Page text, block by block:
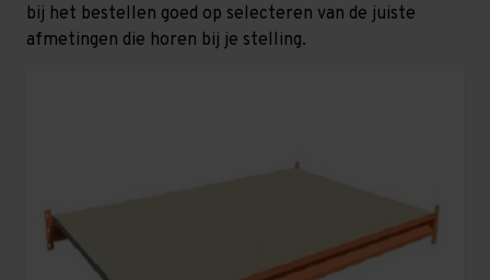
bij het bestellen goed op selecteren van de juiste
afmetingen die horen bij je stelling.